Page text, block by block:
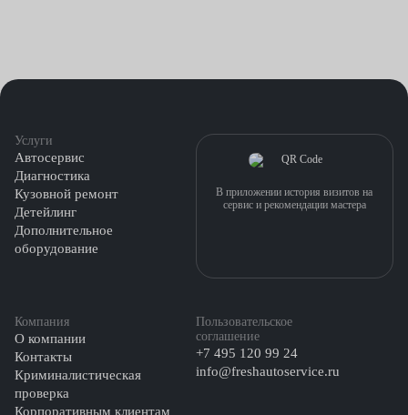
Услуги
Автосервис
Диагностика
Кузовной ремонт
Детейлинг
Дополнительное
оборудование
Компания
О компании
Контакты
Криминалистическая
проверка
Корпоративным клиентам
Пользовательское
соглашение
+7 495 120 99 24
info@freshautoservice.ru
В приложении история визитов на
сервис и рекомендации мастера